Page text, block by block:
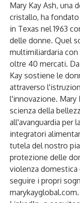
Mary Kay Ash, una
cristallo, ha
in Texas nel 1963
delle donne. Quel
multimiliardaria
oltre 40 mercati.
Kay sostiene le
attraverso
l'innovazione. Mary
scienza della
all'avanguardia per
integratori
tutela del nostro
protezione delle
violenza domestica
seguire i propri
marykayglobal.com